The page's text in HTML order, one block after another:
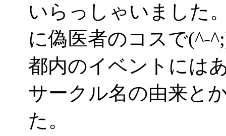
いらっしゃいました
に偽医者のコスで(^-
都内のイベントには
サークル名の由来と
た。